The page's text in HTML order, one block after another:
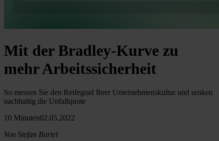
Mit der Bradley-Kurve zu
mehr Arbeitssicherheit
So messen Sie den Reifegrad Ihrer Unternehmenskultur und senken
nachhaltig die Unfallquote
10 Minuten02.05.2022
Von Stefan Bartel